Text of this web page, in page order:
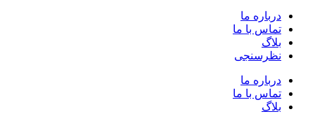
درباره ما
تماس با ما
بلاگ
نظرسنجی
درباره ما
تماس با ما
بلاگ